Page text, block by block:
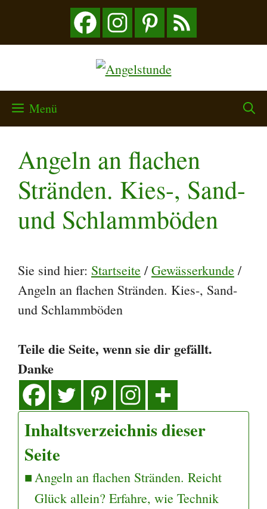
springen
Menü
Angeln an flachen
Stränden. Kies-, Sand-
und Schlammböden
Sie sind hier: Startseite /Gewässerkunde /
Angeln an flachen Stränden. Kies-, Sand-
und Schlammböden
Teile die Seite, wenn sie dir gefällt.
Danke
Inhaltsverzeichnis dieser
Seite
Angeln an flachen Stränden. Reicht
Glück allein? Erfahre, wie Technik